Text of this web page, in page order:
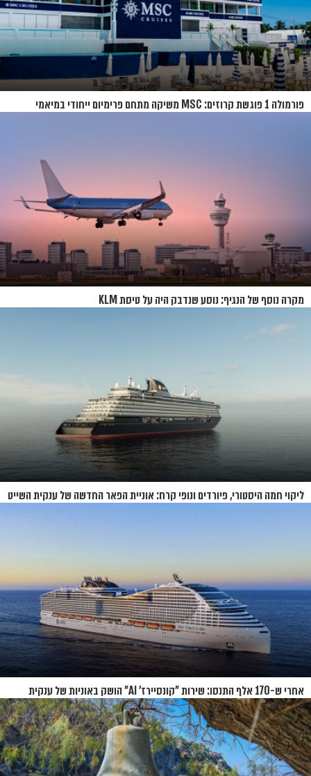
פורמולה 1 פוגשת קרוזים: MSC משיקה מתחם פרימיום ייחודי במיאמי
מקרה נוסף של הנגיף: נוסע שנדבק היה על טיסת KLM
ליקוי חמה היסטורי, פיורדים ונופי קרח: אוניית הפאר החדשה של ענקית השייט
אחרי ש-170 אלף התנסו: שירות "קונסיירז' AI" הושק באוניות של ענקית
הקרוזים